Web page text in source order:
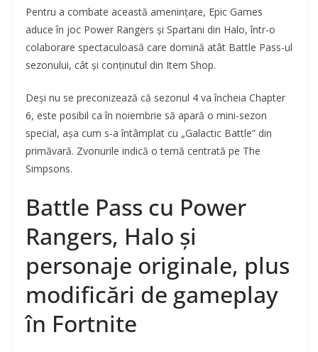
Pentru a combate această amenințare, Epic Games
aduce în joc Power Rangers și Spartani din Halo, într-o
colaborare spectaculoasă care domină atât Battle Pass-ul
sezonului, cât și conținutul din Item Shop.
Deși nu se preconizează că sezonul 4 va încheia Chapter
6, este posibil ca în noiembrie să apară o mini-sezon
special, așa cum s-a întâmplat cu „Galactic Battle” din
primăvară. Zvonurile indică o temă centrată pe The
Simpsons.
Battle Pass cu Power
Rangers, Halo și
personaje originale, plus
modificări de gameplay
în Fortnite